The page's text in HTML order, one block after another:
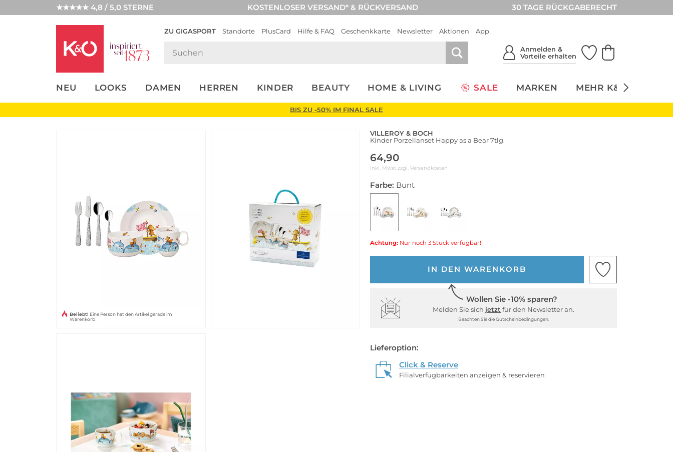
★★★★★ 4,8 / 5,0 STERNE KOSTENLOSER VERSAND* & RÜCKVERSAND 30 TAGE RÜCKGABERECHT
ZU GIGASPORT Standorte PlusCard Hilfe & FAQ Geschenkkarte Newsletter Aktionen App
Anmelden &
Vorteile erhalten
NEU LOOKS DAMEN HERREN KINDER BEAUTY HOME & LIVING SALE MARKEN MEHR K&Ö
UNSERE APP
CLICK &
BIS ZU -50% IM FINAL SALE
Beliebt! Eine Person hat den Artikel gerade im
Warenkorb
VILLEROY & BOCH
Kinder Porzellanset Happy as a Bear 7tlg.
64,90
inkl. Mwst zzgl. Versandkosten
Farbe: Bunt
Achtung: Nur noch 3 Stück verfügbar!
IN DEN WARENKORB
Wollen Sie -10% sparen?
Melden Sie sich jetzt für den Newsletter an.
Beachten Sie die Gutscheinbedingungen.
Lieferoption:
Click & Reserve
Filialverfügbarkeiten anzeigen & reservieren